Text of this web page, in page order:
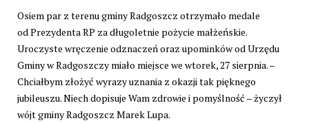
Osiem par z terenu gminy Radgoszcz otrzymało medale
od Prezydenta RP za długoletnie pożycie małżeńskie.
Uroczyste wręczenie odznaczeń oraz upominków od Urzędu
Gminy w Radgoszczy miało miejsce we wtorek, 27 sierpnia. –
Chciałbym złożyć wyrazy uznania z okazji tak pięknego
jubileuszu. Niech dopisuje Wam zdrowie i pomyślność – życzył
wójt gminy Radgoszcz Marek Lupa.